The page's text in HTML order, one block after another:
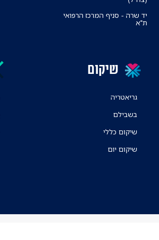
יד שרה - סניף המרכז הרפואי
ת"א
שיקום
גריאטריה
בשבילם
שיקום כללי
שיקום יום